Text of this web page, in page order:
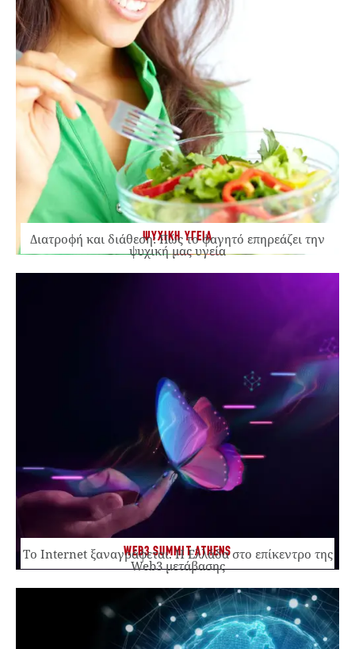
ΨΥΧΙΚΗ ΥΓΕΙΑ
Διατροφή και διάθεση: Πώς το φαγητό επηρεάζει την
ψυχική μας υγεία
WEB3 SUMMIT ATHENS
Το Internet ξαναγράφεται. Η Ελλάδα στο επίκεντρο της
Web3 μετάβασης